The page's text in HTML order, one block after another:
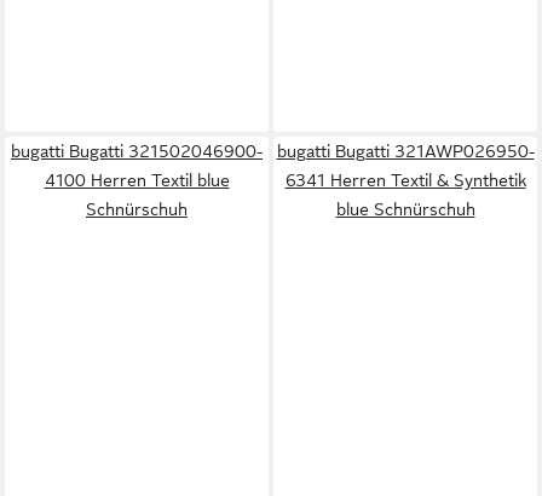
bugatti Bugatti 321502046900-
4100 Herren Textil blue
Schnürschuh
bugatti Bugatti 321AWP026950-
6341 Herren Textil & Synthetik
blue Schnürschuh